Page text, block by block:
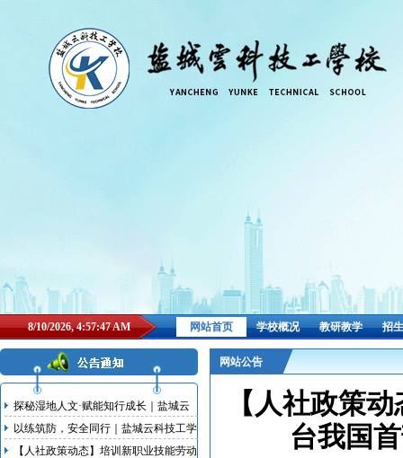
8/10/2026, 4:57:48 AM 网站首页 学校概况 教研教学 招
探秘湿地人文·赋能知行成长｜盐城云
科技工学校研学实践活动
以练筑防，安全同行｜盐城云科技工学
校开展地震、消防双应急疏散演练
【人社政策动态】培训新职业技能劳动
网站公告
【人社政策
台我国